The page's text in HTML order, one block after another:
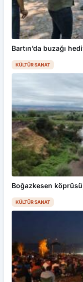
Bartın’da buzağı
KÜLTÜR SANAT
Boğazkesen
KÜLTÜR SANAT